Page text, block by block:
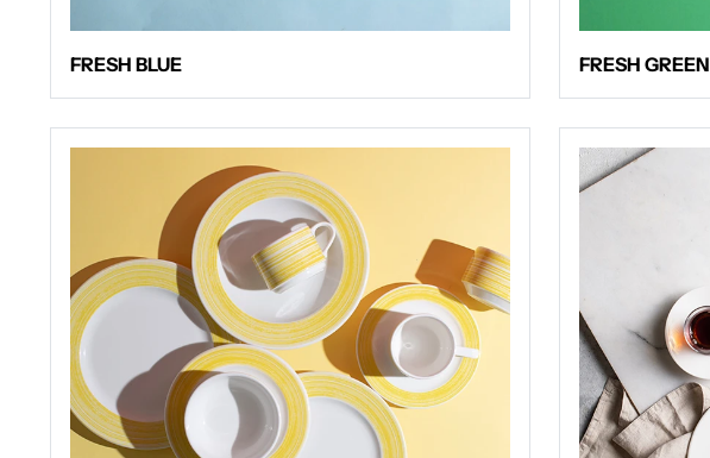
FRESH BLUE FRESH GREEN